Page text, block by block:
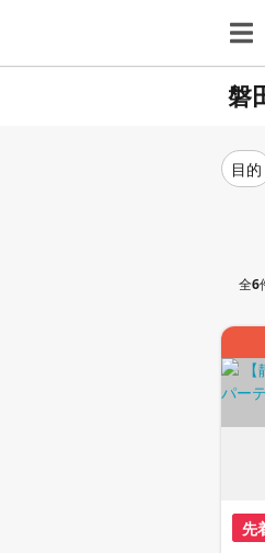
磐
目的
全6
先